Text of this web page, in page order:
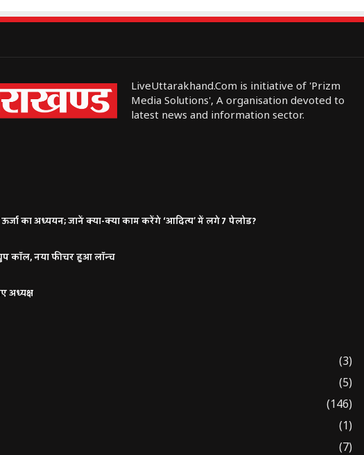
LiveUttarakhand.Com is initiative of 'Prizm
Media Solutions', A organisation devoted to
latest news and information sector.
का अध्ययन; जानें क्या-क्या काम करेंगे ‘आदित्य’ में लगे 7 पेलोड?
कॉल, नया फीचर हुआ लॉन्च
अध्यक्ष
(3)
(5)
(146)
(1)
(7)